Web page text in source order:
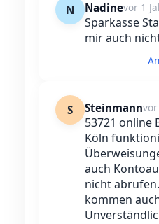
N Nadinevor 1
Sparkasse
mir auch
S Steinmannvor
53721 online
Köln
auch
nicht
kommen